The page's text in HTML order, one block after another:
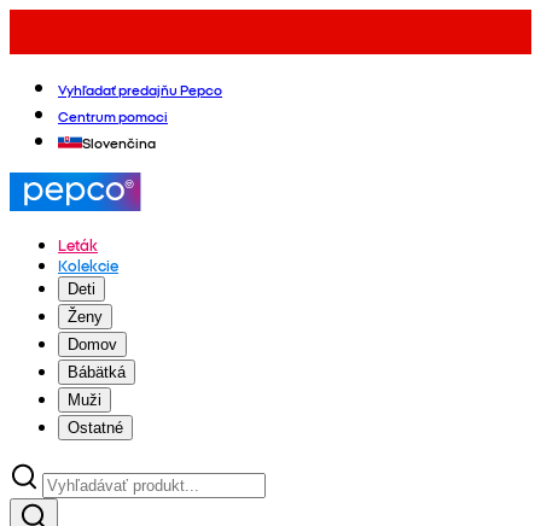
Vyhľadať predajňu Pepco
Centrum pomoci
Slovenčina
Leták
Kolekcie
Deti
Ženy
Domov
Bábätká
Muži
Ostatné